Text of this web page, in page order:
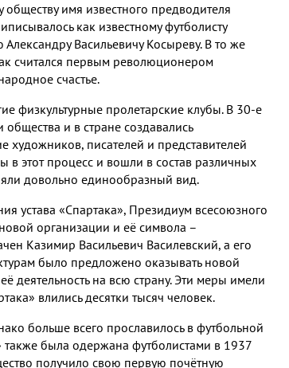
имя известного предводителя
как известному футболисту
Васильевичу Косыреву. В то же
считался первым революционером
счастье.
физкультурные пролетарские клубы. В 30-е
и в стране создавались
художников, писателей и представителей
в этот процесс и вошли в состав различных
довольно единообразный вид.
устава «Спартака», Президиум всесоюзного
организации и её символа –
Казимир Васильевич Василевский, а его
было предложено оказывать новой
деятельность на всю страну.Эти меры имели
влились десятки тысяч человек.
больше всего прославилось в футбольной
была одержана футболистами в 1937
получило свою первую почётную